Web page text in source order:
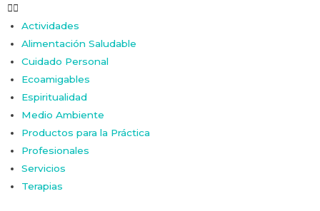
Actividades
Alimentación Saludable
Cuidado Personal
Ecoamigables
Espiritualidad
Medio Ambiente
Productos para la Práctica
Profesionales
Servicios
Terapias